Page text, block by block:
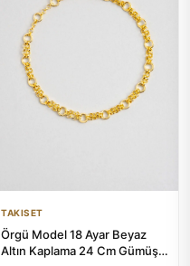
TAKISET
Örgü Model 18 Ayar Beyaz
Altın Kaplama 24 Cm Gümüş